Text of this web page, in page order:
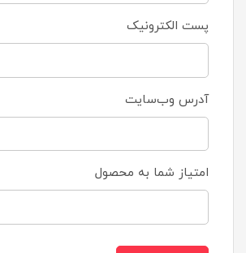
پست الکترونیک
آدرس وب‌سایت
امتیاز شما به محصول